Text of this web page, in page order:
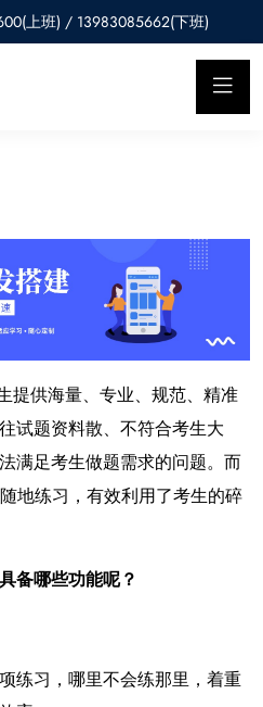
上班) / 13983085662(下班)
提供海量、专业、规范、精准
试题资料散、不符合考生大
满足考生做题需求的问题。而
地练习，有效利用了考生的碎
备哪些功能呢？
练习，哪里不会练那里，着重